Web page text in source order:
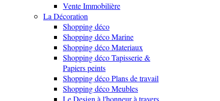
Vente Immobilière
La Décoration
Shopping déco
Shopping déco Marine
Shopping déco Materiaux
Shopping déco Tapisserie &
Papiers peints
Shopping déco Plans de travail
Shopping déco Meubles